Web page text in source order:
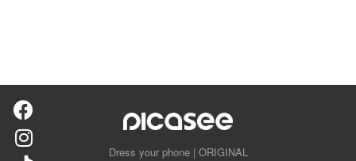
Dress your phone | ORIGINAL